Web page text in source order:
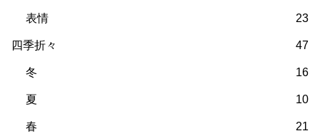
表情 23
四季折々 47
冬 16
夏 10
春 21